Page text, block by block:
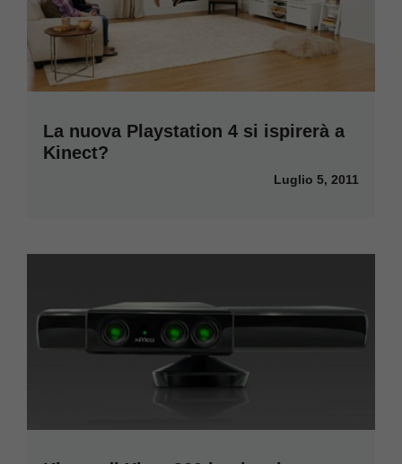
La nuova Playstation 4 si ispirerà a
Kinect?
Luglio 5, 2011